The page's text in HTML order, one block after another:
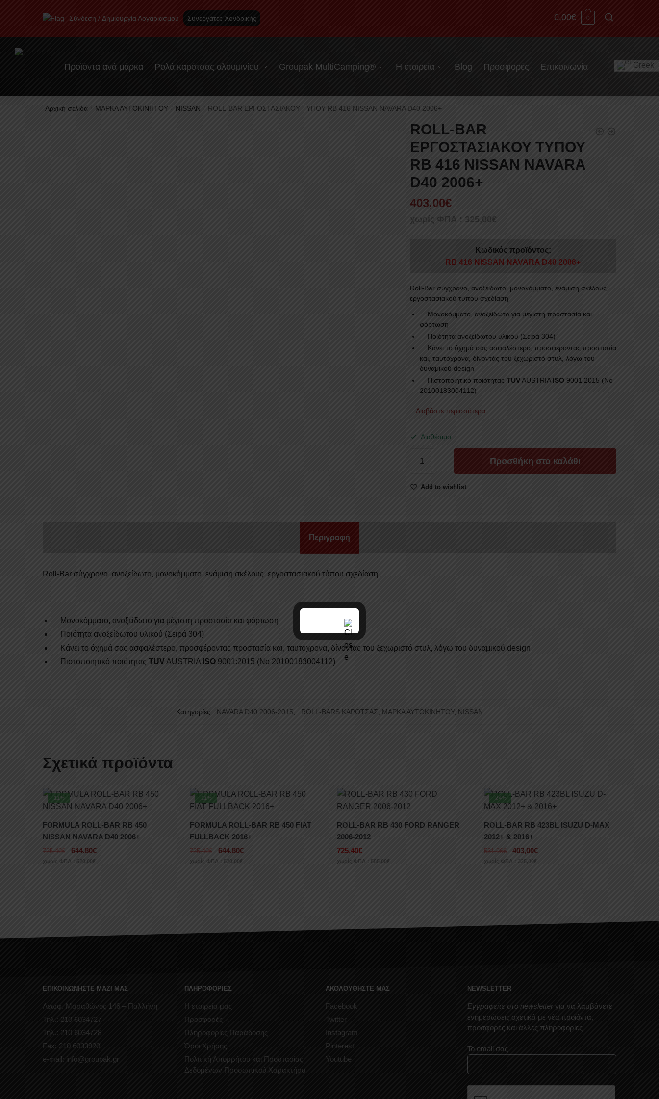
Σύνδεση Δημιουργία Λογαριασμού Συνεργάτες Χονδρικής 0,00€ 0
Προϊόντα ανά μάρκα Ρολά καρότσας αλουμινίου Groupak MultiCamping® Η εταιρεία Blog Προσφορές Επικοινωνία Greek
Αρχική σελίδα ΜΑΡΚΑ ΑΥΤΟΚΙΝΗΤΟΥ NISSAN / ROLL-BAR ΕΡΓΟΣΤΑΣΙΑΚΟΥ ΤΥΠΟΥ RB 416 NISSAN NAVARA D40 2006+
ROLL-BAR
ΕΡΓΟΣΤΑΣΙΑΚΟΥ ΤΥΠΟΥ
RB 416 NISSAN NAVARA
D40 2006+
403,00€
χωρίς ΦΠΑ : 325,00 €
Κωδικός προϊόντος:
RB 416 NISSAN NAVARA D40 2006+
Roll-Bar σύγχρονο, ανοξείδωτο, μονοκόμματο, ενάμιση σκέλους,
εργοστασιακού τύπου σχεδίαση
Mονοκόμματο, ανοξείδωτο για μέγιστη προστασία και
φόρτωση
Ποιότητα ανοξείδωτου υλικού (Σειρά 304)
Κάνει το όχημά σας ασφαλέστερο, προσφέροντας προστασία
και, ταυτόχρονα, δίνοντάς του ξεχωριστό στυλ, λόγω του
δυναμικού design
Πιστοποιητικό ποιότητας TUVAUSTRIA ISO9001:2015 (No
20100183004112)
...Διαβάστε περισσότερα
Διαθέσιμο
BAR
ΤΥΠΟΥ
Προσθήκη στο καλάθι
Add to wishlist
Περιγραφή
Roll-Bar σύγχρονο, ανοξείδωτο, μονοκόμματο, ενάμιση σκέλους, εργοστασιακού τύπου σχεδίαση
Mονοκόμματο, ανοξείδωτο για μέγιστη προστασία και φόρτωση
Ποιότητα ανοξείδωτου υλικού (Σειρά 304)
Κάνει το όχημά σας ασφαλέστερο, προσφέροντας προστασία και, ταυτόχρονα, δίνοντάς του ξεχωριστό στυλ, λόγω του δυναμικού design
Πιστοποιητικό ποιότηταςTUVAUSTRIA ISO 9001:2015 (No 20100183004112)
Κατηγορίες: NAVARA D40 2006-2015, ROLL-BARS ΚΑΡΟΤΣΑΣ, ΜΑΡΚΑ ΑΥΤΟΚΙΝΗΤΟΥ, NISSAN
Σχετικά προϊόντα
-11%
FORMULA ROLL-BAR RB 450
NISSAN NAVARA D40 2006+
725,40€ 644,80€
χωρίς ΦΠΑ : 520,00€
-11%
FORMULA ROLL-BAR RB 450 FIAT
FULLBACK 2016+
725,40€ 644,80€
χωρίς ΦΠΑ : 520,00€
ROLL-BAR RB 430 FORD RANGER
2006-2012
725,40€
χωρίς ΦΠΑ : 585,00€
-24%
ROLL-BAR RB 423BL ISUZU D-MAX
2012+ & 2016+
531,96€ 403,00€
χωρίς ΦΠΑ : 325,00€
ΕΠΙΚΟΙΝΩΝΗΣΤΕ ΜΑΖΙ ΜΑΣ
Λεωφ. Μαραθώνος 146 – Παλλήνη
Τηλ.: 210 6034727
Τηλ.: 210 6034728
Fax: 210 6033920
e-mail: info@groupak.gr
ΠΛΗΡΟΦΟΡΙΕΣ
Η εταιρεία μας
Προσφορές
Πληροφορίες Παράδοσης
Όροι Χρήσης
Πολιτική Απορρήτου και Προστασίας
Δεδομένων Προσωπικού Χαρακτήρα
ΑΚΟΛΟΥΘΗΣΤΕ ΜΑΣ
Facebook
Twitter
Instagram
Pinterest
Youtube
NEWSLETTER
Εγγραφείτε στο newsletter για να λαμβάνετε
ενημερώσεις σχετικά με νέα προϊόντα,
προσφορές και άλλες πληροφορίες
Το email σας